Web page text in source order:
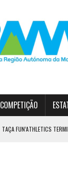
COMPETIÇÃO
TAÇA FUN’ATHLETICS